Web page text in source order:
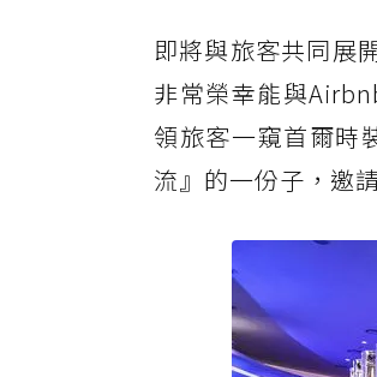
即將與旅客共同展
非常榮幸能與
領旅客一窺首爾時
流』的一份子，邀